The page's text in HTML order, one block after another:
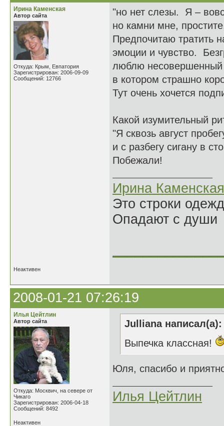
Ирина Каменская
Автор сайта
Откуда: Крым, Евпатория
Зарегистрирован: 2006-09-09
Сообщений: 12766
"но нет слезы. Я –
но камни мне,
Предпочитаю тратить
эмоции и чувство.
люблю несовершенный
в котором страшно
Тут очень хочется
Какой изумительный
"Я сквозь август
и с разбегу сигану в
Побежали!
Ирина Каменская
Это строки
Опадают с души
Неактивен
2008-01-21 07:26:19
Илья Цейтлин
Автор сайта
Откуда: Москвич, на севере от
Чикаго
Зарегистрирован: 2006-04-18
Сообщений: 8492
Julliana написал(а):
Выпечка классная!
Юля, спасибо и
Илья Цейтлин
Неактивен